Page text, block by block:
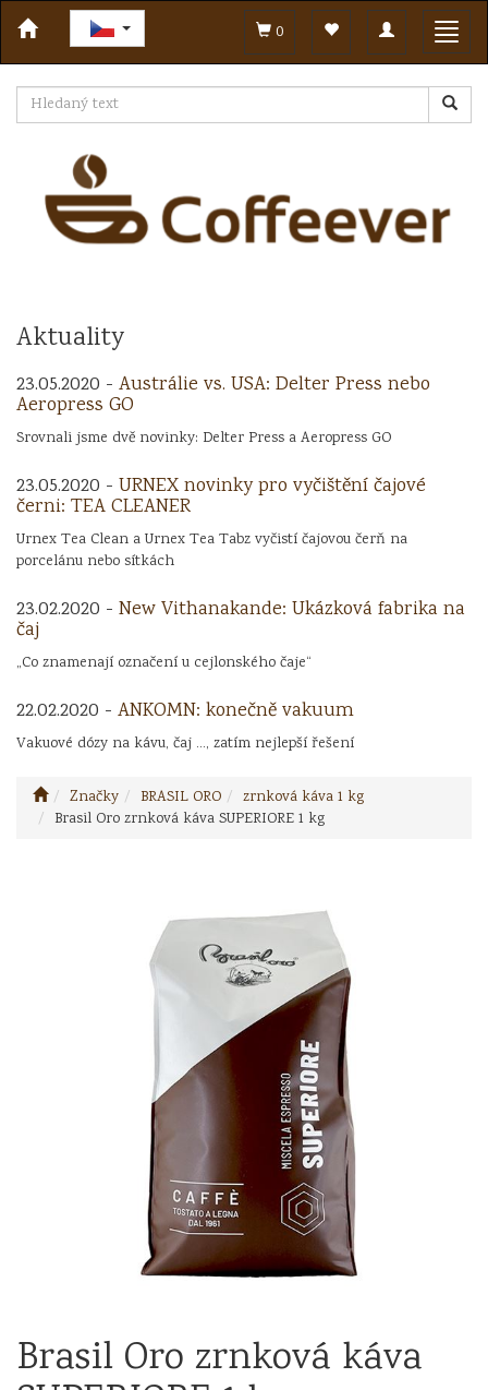
Toggle
navigation
0
Aktuality
23.05.2020 - Austrálie vs. USA: Delter Press nebo
Aeropress GO
Srovnali jsme dvě novinky: Delter Press a Aeropress GO
23.05.2020 - URNEX novinky pro vyčištění čajové
černi: TEA CLEANER
Urnex Tea Clean a Urnex Tea Tabz vyčistí čajovou čerň na
porcelánu nebo sítkách
23.02.2020 - New Vithanakande: Ukázková fabrika na
čaj
„Co znamenají označení u cejlonského čaje“
22.02.2020 - ANKOMN: konečně vakuum
Vakuové dózy na kávu, čaj ..., zatím nejlepší řešení
Značky BRASIL ORO
zrnková káva 1 kg
Brasil Oro zrnková káva SUPERIORE 1 kg
Brasil Oro zrnková káva